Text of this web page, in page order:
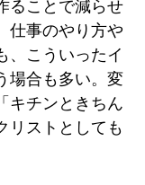
ることで減らせ
仕事のやり方や
、こういったイ
場合も多い。変
キチンときちん
リストとしても